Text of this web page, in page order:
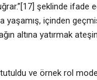
şeklinde ifade
yaşamış, içinden
altına yatırmak
ve örnek rol model